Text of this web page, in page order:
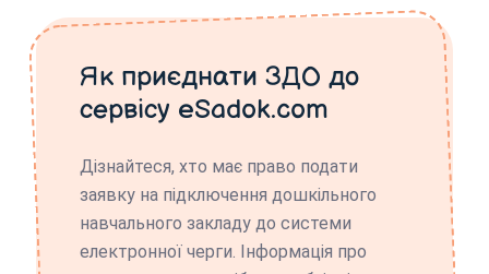
Як приєднати ЗДО до
сервісу eSadok.com
Дізнайтеся, хто має право подати
заявку на підключення дошкільного
навчального закладу до системи
електронної черги. Інформація про